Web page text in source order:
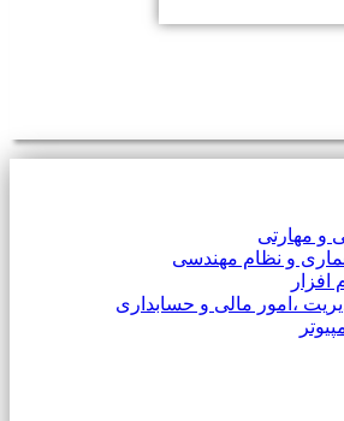
و مهارتی
و نظام مهندسی
افزار
،امور مالی و حسابداری